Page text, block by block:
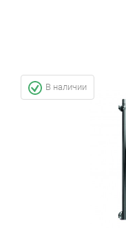
В наличии